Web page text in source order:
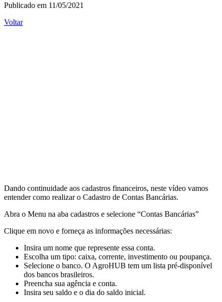
Publicado em 11/05/2021
Voltar
Dando continuidade aos cadastros financeiros, neste vídeo vamos
entender como realizar o Cadastro de Contas Bancárias.
Abra o Menu na aba cadastros e selecione “Contas Bancárias”
Clique em novo e forneça as informações necessárias:
Insira um nome que represente essa conta.
Escolha um tipo: caixa, corrente, investimento ou poupança.
Selecione o banco. O AgroHUB tem um lista pré-disponível
dos bancos brasileiros.
Preencha sua agência e conta.
Insira seu saldo e o dia do saldo inicial.